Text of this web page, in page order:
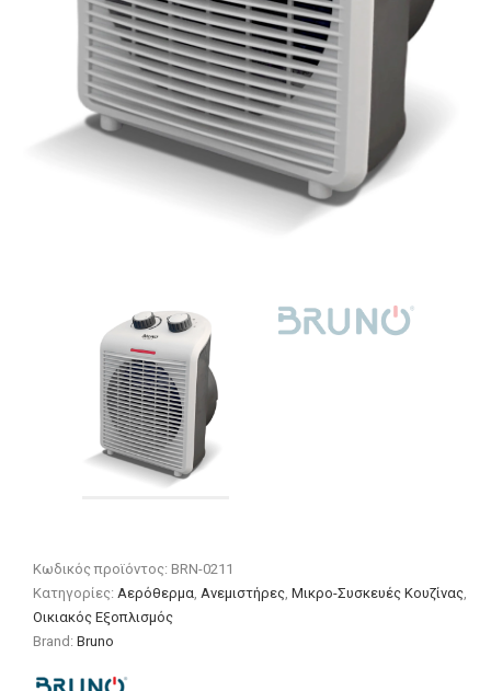
Κωδικός προϊόντος: BRN-0211
Κατηγορίες: Αερόθερμα Ανεμιστήρες ,Μικρο-Συσκευές Κουζίνας
Οικιακός Εξοπλισμός
Brand:Bruno